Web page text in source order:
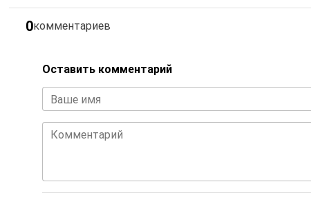
0комментариев
Оставить комментарий
Ваше имя
Комментарий